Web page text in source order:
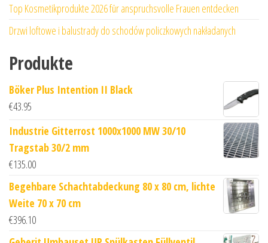
Top Kosmetikprodukte 2026 für anspruchsvolle Frauen entdecken
Drzwi loftowe i balustrady do schodów policzkowych nakładanych
Produkte
Böker Plus Intention II Black
€43.95
Industrie Gitterrost 1000x1000 MW 30/10
Tragstab 30/2 mm
€135.00
Begehbare Schachtabdeckung 80 x 80 cm, lichte
Weite 70 x 70 cm
€396.10